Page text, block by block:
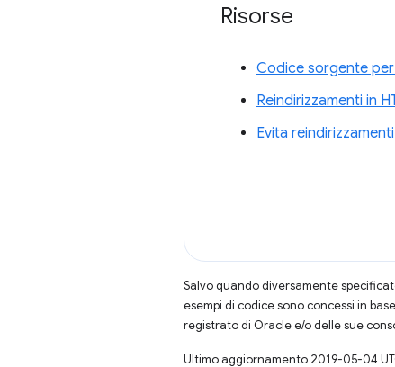
Risorse
Codice sorgente
Reindirizzamenti in
Evita
Salvo quando diversamente
esempi di codice sono concessi in
registrato di Oracle e/o delle sue
Ultimo aggiornamento 2019-05-04